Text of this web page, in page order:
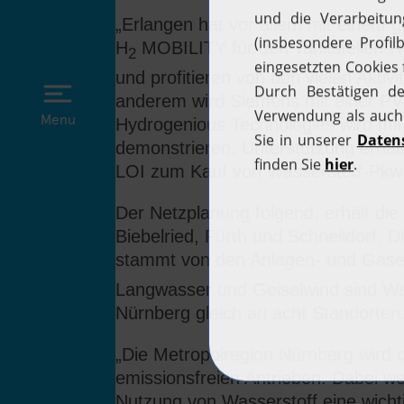
Menu
„Erlangen hat vor allem mit einem
H2 MOBILITY für den Tankstellen-
und profitieren von den vielen
anderem wird Siemens mit einer
Hydrogenious Technologies wird
demonstrieren. Unterstützung
LOI zum Kauf von Wasserstoff-Pkw
Der Netzplanung folgend, erhält
Biebelried, Fürth und Schnelldorf.
stammt von den Anlagen- und
Langwasser und Geiselwind sind
Nürnberg gleich an acht Standorten.
„Die Metropolregion Nürnberg
emissionsfreien Antrieben. Dabei